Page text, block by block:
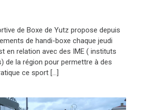
de Boxe de Yutz propose depuis
de handi-boxe chaque jeudi
en relation avec des IME ( instituts
de la région pour permettre à des
ce sport […]